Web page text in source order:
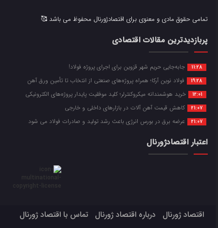
تمامی حقوق مادی و معنوی برای اقتصادژورنال محفوظ می باشد 🥰
پربازدیدترین مقالات اقتصادی
11:28 جابه‌جایی حریم شهر قزوین برای اجرای پروژه فولاد!
19:28 فولاد نوین آرکا؛ همراه پروژه‌های صنعتی از انتخاب تا تأمین ورق آهن
12:01 خرید هوشمندانه میکروکنترلر؛ کلید موفقیت پایدار پروژه‌های الکترونیکی
21:07 کاهش قیمت آهن آلات در بازارهای داخلی و خارجی
21:07 عرضه برق در بورس انرژی باعث رشد تولید و صادرات فولاد می شود
اعتبار اقتصادژورنال
اقتصاد ژورنال درباره اقتصاد ژورنال
تماس با اقتصاد ژورنال